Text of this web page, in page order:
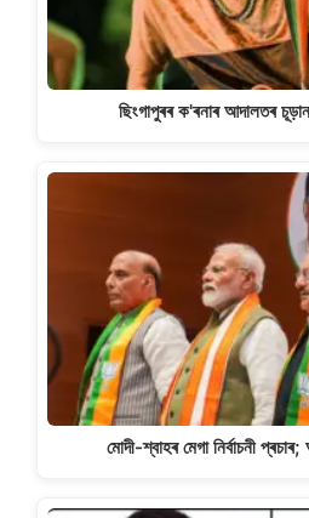
ছিংগাপুৰৰ ক'ৰনাৰ আদালতৰ
মোদী-শ্বাহৰ মেগা নিৰ্বাচনী